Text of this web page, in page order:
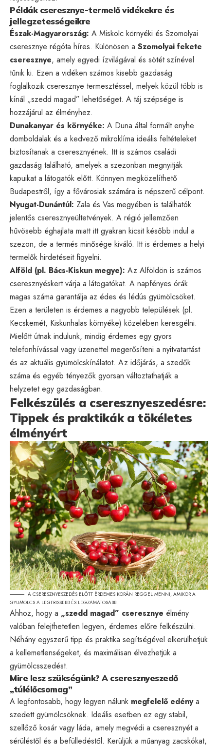
Példák cseresznye-termelő vidékekre és
jellegzetességeikre
Észak-Magyarország: A Miskolc környéki és Szomolyai
cseresznye régóta híres. Különösen a Szomolyai fekete
cseresznye, amely egyedi ízvilágával és sötét színével
tűnik ki. Ezen a vidéken számos kisebb gazdaság
foglalkozik cseresznye termesztéssel, melyek közül több is
kínál „szedd magad” lehetőséget. A táj szépsége is
hozzájárul az élményhez.
Dunakanyar és környéke: A Duna által formált enyhe
domboldalak és a kedvező mikroklíma ideális feltételeket
biztosítanak a cseresznyének. Itt is számos családi
gazdaság található, amelyek a szezonban megnyitják
kapuikat a látogatók előtt. Könnyen megközelíthető
Budapestről, így a fővárosiak számára is népszerű célpont.
Nyugat-Dunántúl: Zala és Vas megyében is találhatók
jelentős cseresznyeültetvények. A régió jellemzően
hűvösebb éghajlata miatt itt gyakran kicsit később indul a
szezon, de a termés minősége kiváló. Itt is érdemes a helyi
termelők hirdetéseit figyelni.
Alföld (pl. Bács-Kiskun megye): Az Alföldön is számos
cseresznyéskert várja a látogatókat. A napfényes órák
magas száma garantálja az édes és lédús gyümölcsöket.
Ezen a területen is érdemes a nagyobb települések (pl.
Kecskemét, Kiskunhalas környéke) közelében keresgélni.
Mielőtt útnak indulunk, mindig érdemes egy gyors
telefonhívással vagy üzenettel megerősíteni a nyitvatartást
és az aktuális gyümölcskínálatot. Az időjárás, a szedők
száma és egyéb tényezők gyorsan változtathatják a
helyzetet egy gazdaságban.
Felkészülés a cseresznyeszedésre:
Tippek és praktikák a tökéletes
élményért
A CSERESZNYESZEDÉS ELŐTT ÉRDEMES KORÁN REGGEL MENNI, AMIKOR A
GYÜMÖLCS A LEGFRISSEBB ÉS LEGZAMATOSABB.
Ahhoz, hogy a „szedd magad” cseresznye élmény
valóban felejthetetlen legyen, érdemes előre felkészülni.
Néhány egyszerű tipp és praktika segítségével elkerülhetjük
a kellemetlenségeket, és maximálisan élvezhetjük a
gyümölcsszedést.
Mire lesz szükségünk? A cseresznyeszedő
„túlélőcsomag”
A legfontosabb, hogy legyen nálunk megfelelő edénya
szedett gyümölcsöknek. Ideális esetben ez egy stabil,
szellőző kosár vagy láda, amely megvédi a cseresznyét a
sérüléstől és a befülledéstől. Kerüljük a műanyag zacskókat,